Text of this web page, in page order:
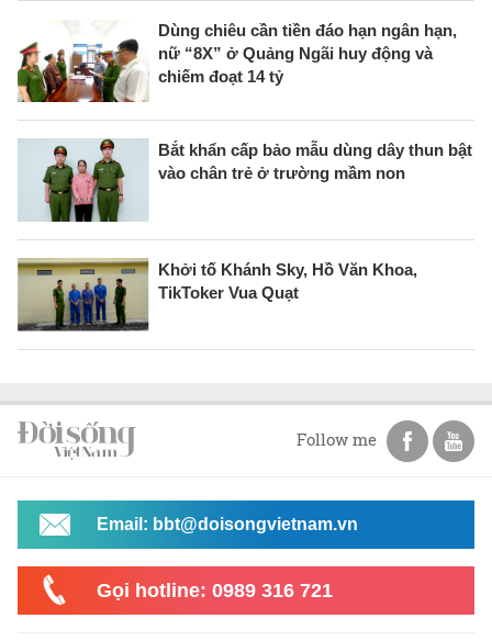
Dùng chiêu cần tiền đáo hạn ngân hạn,
nữ “8X” ở Quảng Ngãi huy động và
chiếm đoạt 14 tỷ
Bắt khẩn cấp bảo mẫu dùng dây thun bật
vào chân trẻ ở trường mầm non
Khởi tố Khánh Sky, Hồ Văn Khoa,
TikToker Vua Quạt
Follow me
Email: bbt@doisongvietnam.vn
Gọi hotline: 0989 316 721